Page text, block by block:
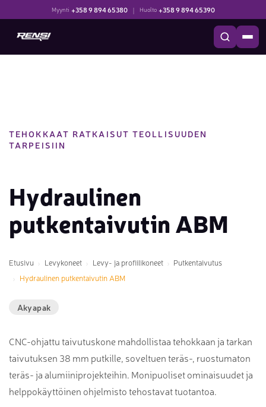
Myynti +358 9 894 65380 | Huolto +358 9 894 65390
TEHOKKAAT RATKAISUT TEOLLISUUDEN
TARPEISIIN
Hydraulinen
putkentaivutin ABM
Etusivu Levykoneet Levy- ja profiilikoneet
Putkentaivutus
Hydraulinen putkentaivutin ABM
Akyapak
CNC-ohjattu taivutuskone mahdollistaa tehokkaan ja tarkan
taivutuksen 38 mm putkille, soveltuen teräs-, ruostumaton
teräs- ja alumiiniprojekteihin. Monipuoliset ominaisuudet ja
helppokäyttöinen ohjelmisto tehostavat tuotantoa.